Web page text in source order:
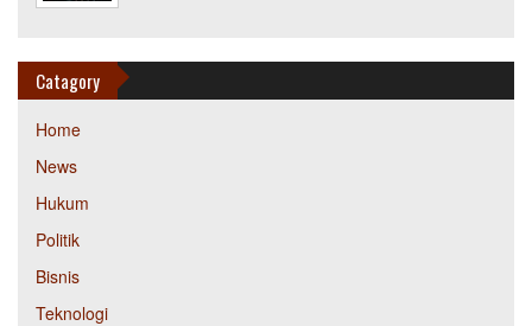
Catagory
Home
News
Hukum
Politik
Bisnis
Teknologi